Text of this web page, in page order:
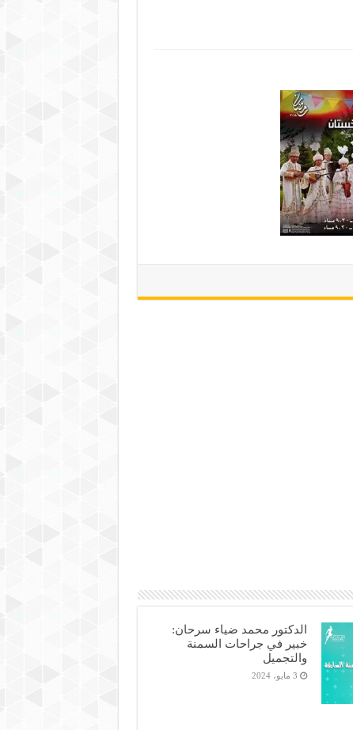
الدكتور محمد ضياء سرحان:
خبير في جراحات السمنة
والتجميل
3 مايو، 2024